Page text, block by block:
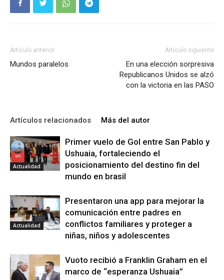
Artículo anterior
Mundos paralelos
Artículo siguiente
En una elección sorpresiva
Republicanos Unidos se alzó
con la victoria en las PASO
Artículos relacionados Más del autor
Actualidad
Primer vuelo de Gol entre San Pablo y
Ushuaia, fortaleciendo el
posicionamiento del destino fin del
mundo en brasil
Actualidad
Presentaron una app para mejorar la
comunicación entre padres en
conflictos familiares y proteger a
niñas, niños y adolescentes
Vuoto recibió a Franklin Graham en el
marco de “esperanza Ushuaia”